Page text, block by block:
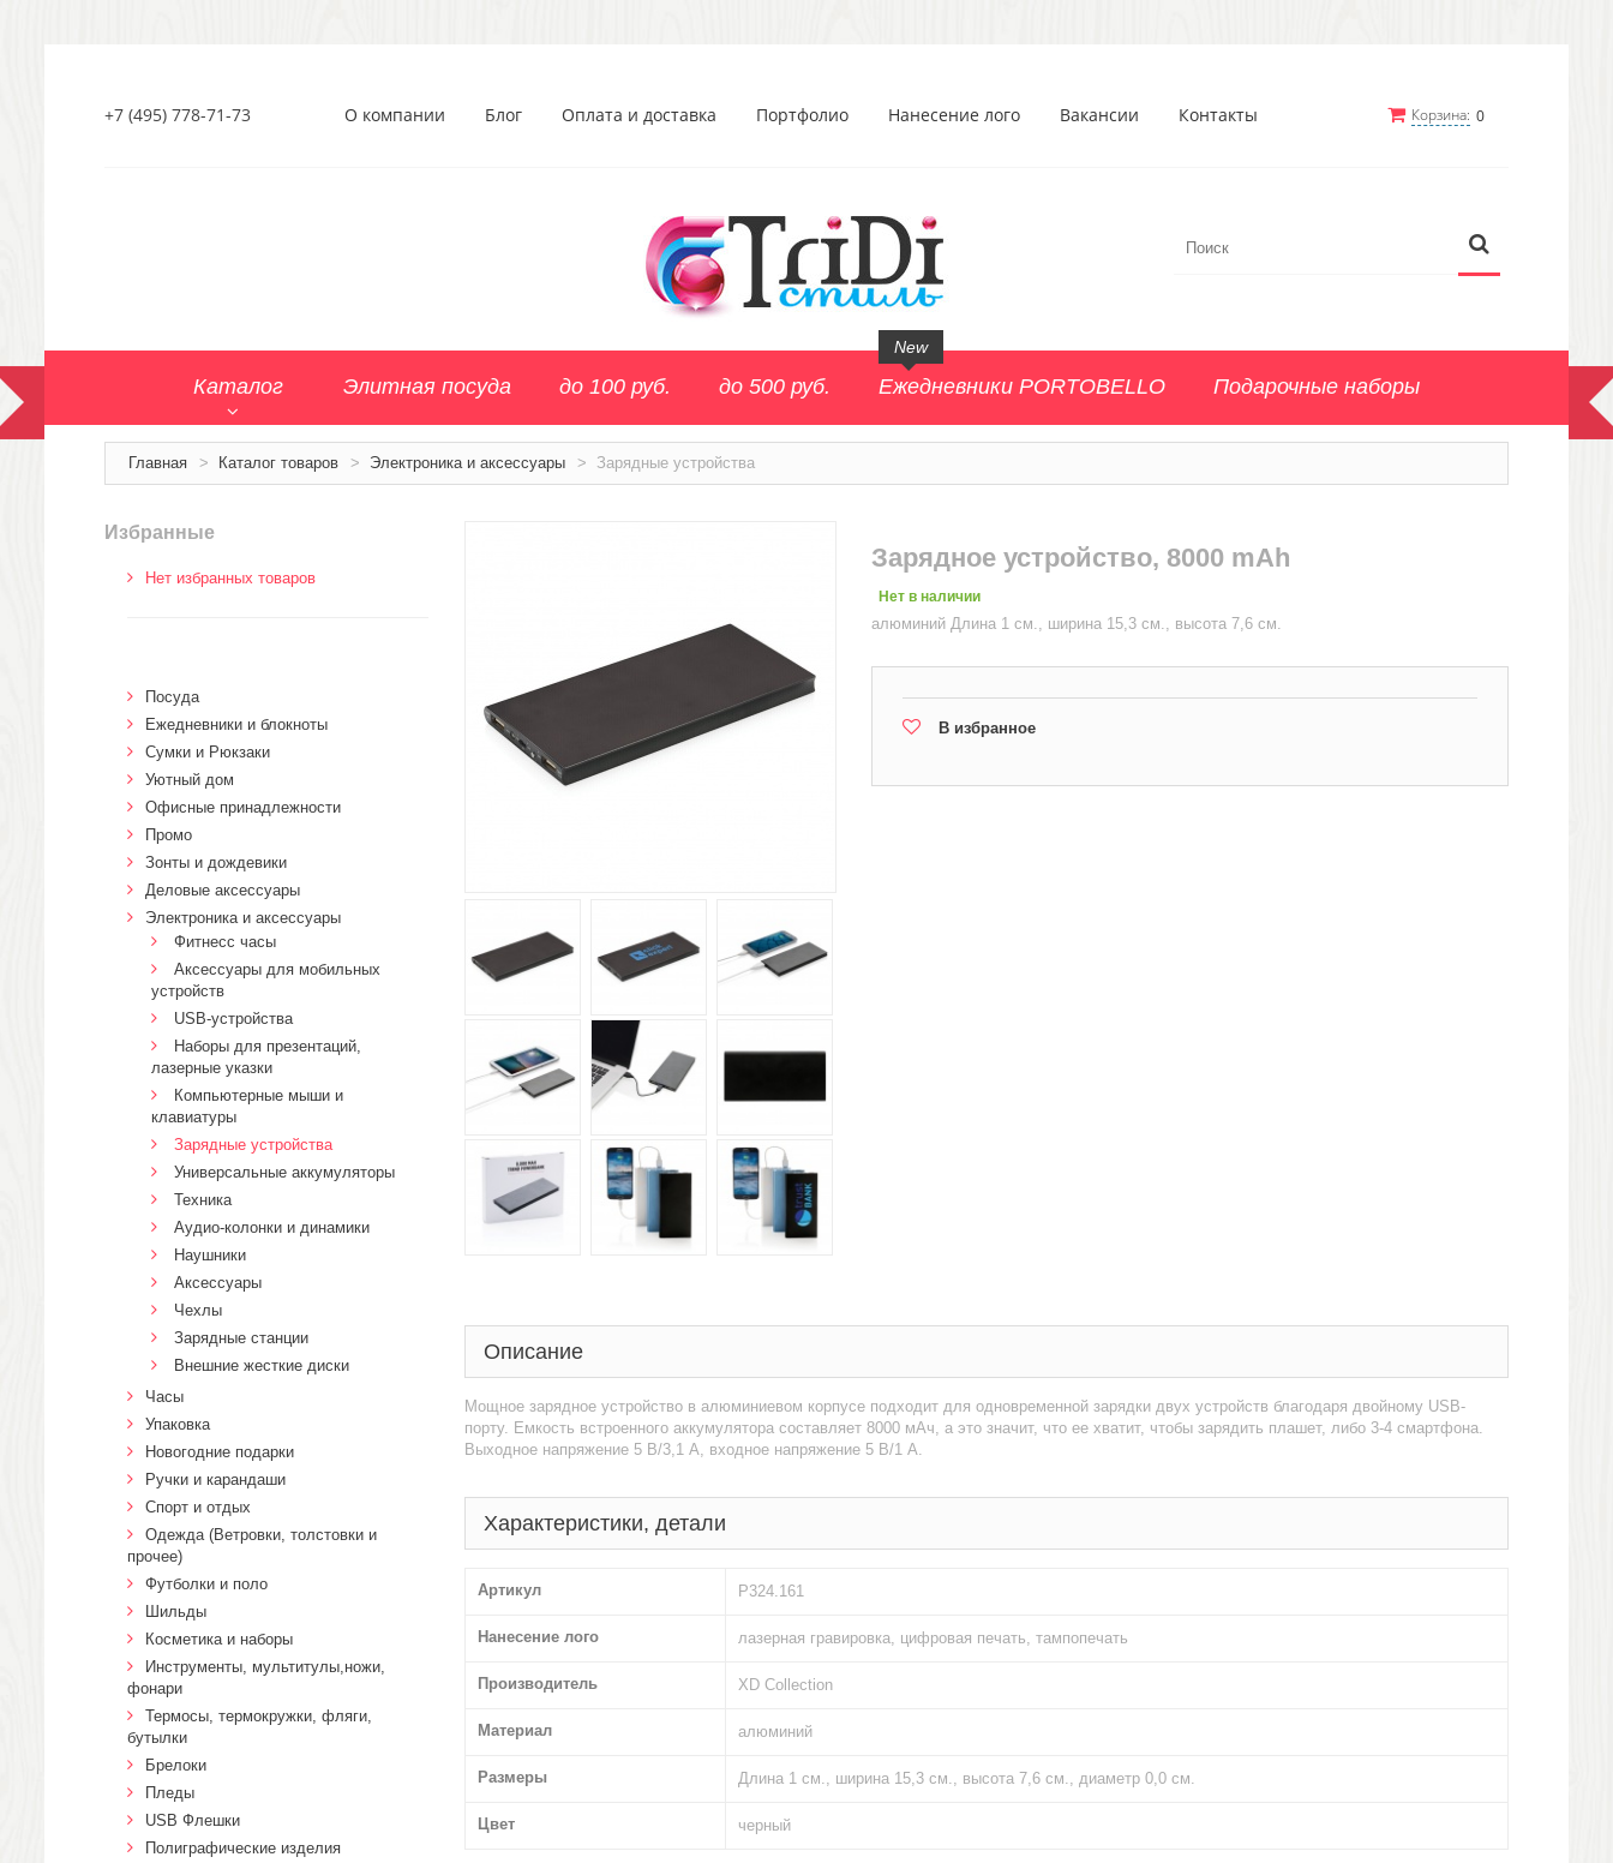
Корзина: 0
+7 (495) 778-71-73 О компании Блог Оплата и доставка Портфолио Нанесение лого Вакансии Контакты
Каталог Элитная посуда до 100 руб. до 500 руб. Ежедневники PORTOBELLO
New
Подарочные наборы
Главная > Каталог товаров > Электроника и аксессуары > Зарядные устройства
Зарядное устройство, 8000 mAh
Нет в наличии
алюминий Длина 1 см., ширина 15,3 см., высота 7,6 см.
В избранное
Описание
Мощное зарядное устройство в алюминиевом корпусе подходит для одновременной зарядки двух устройств благодаря двойному USB-
порту. Емкость встроенного аккумулятора составляет 8000 мАч, а это значит, что ее хватит, чтобы зарядить плашет, либо 3-4 смартфона.
Выходное напряжение 5 В/3,1 А, входное напряжение 5 В/1 А.
Характеристики, детали
Артикул P324.161
Нанесение лого лазерная гравировка, цифровая печать, тампопечать
Производитель XD Collection
Материал алюминий
Размеры Длина 1 см., ширина 15,3 см., высота 7,6 см., диаметр 0,0 см.
Цвет черный
Избранные
Нет избранных товаров
Посуда
Ежедневники и блокноты
Сумки и Рюкзаки
Уютный дом
Офисные принадлежности
Промо
Зонты и дождевики
Деловые аксессуары
Электроника и аксессуары
Фитнесс часы
Аксессуары для мобильных
устройств
USB-устройства
Наборы для презентаций,
лазерные указки
Компьютерные мыши и
клавиатуры
Зарядные устройства
Универсальные аккумуляторы
Техника
Аудио-колонки и динамики
Наушники
Аксессуары
Чехлы
Зарядные станции
Внешние жесткие диски
Часы
Упаковка
Новогодние подарки
Ручки и карандаши
Спорт и отдых
Одежда (Ветровки, толстовки и
прочее)
Футболки и поло
Шильды
Косметика и наборы
Инструменты, мультитулы,ножи,
фонари
Термосы, термокружки, фляги,
бутылки
Брелоки
Пледы
USB Флешки
Полиграфические изделия